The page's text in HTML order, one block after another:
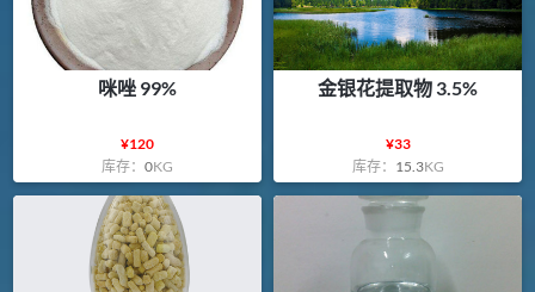
咪唑 99%
¥120
库存： 0KG
金银花提取物 3.5%
¥33
库存： 15.3KG